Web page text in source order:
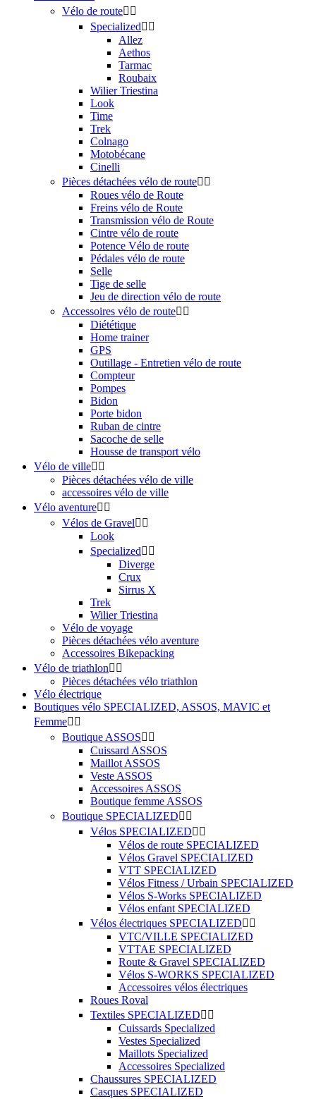
Vélo de route 
Specialized 
Allez
Aethos
Tarmac
Roubaix
Wilier Triestina
Look
Time
Trek
Colnago
Motobécane
Cinelli
Pièces détachées vélo de route 
Roues vélo de Route
Freins vélo de Route
Transmission vélo de Route
Cintre vélo de route
Potence Vélo de route
Pédales vélo de route
Selle
Tige de selle
Jeu de direction vélo de route
Accessoires vélo de route 
Diététique
Home trainer
GPS
Outillage - Entretien vélo de route
Compteur
Pompes
Bidon
Porte bidon
Ruban de cintre
Sacoche de selle
Housse de transport vélo
Vélo de ville 
Pièces détachées vélo de ville
accessoires vélo de ville
Vélo aventure 
Vélos de Gravel 
Look
Specialized 
Diverge
Crux
Sirrus X
Trek
Wilier Triestina
Vélo de voyage
Pièces détachées vélo aventure
Accessoires Bikepacking
Vélo de triathlon 
Pièces détachées vélo triathlon
Vélo électrique
Boutiques vélo SPECIALIZED, ASSOS, MAVIC et
Femme 
Boutique ASSOS 
Cuissard ASSOS
Maillot ASSOS
Veste ASSOS
Accessoires ASSOS
Boutique femme ASSOS
Boutique SPECIALIZED 
Vélos SPECIALIZED 
Vélos de route SPECIALIZED
Vélos Gravel SPECIALIZED
VTT SPECIALIZED
Vélos Fitness / Urbain SPECIALIZED
Vélos S-Works SPECIALIZED
Vélos enfant SPECIALIZED
Vélos électriques SPECIALIZED 
VTC/VILLE SPECIALIZED
VTTAE SPECIALIZED
Route & Gravel SPECIALIZED
Vélos S-WORKS SPECIALIZED
Accessoires vélos électriques
Roues Roval
Textiles SPECIALIZED 
Cuissards Specialized
Vestes Specialized
Maillots Specialized
Accessoires Specialized
Chaussures SPECIALIZED
Casques SPECIALIZED